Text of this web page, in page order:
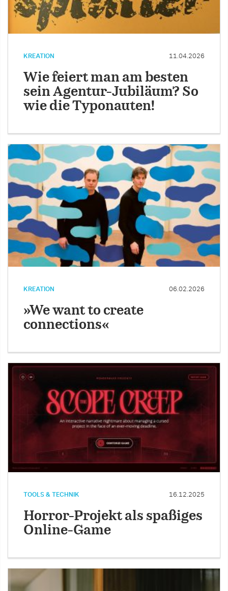
KREATION 11.04.2026
Wie feiert man am besten
sein Agentur-Jubiläum? So
wie die Typonauten!
KREATION 06.02.2026
»We want to create
connections«
TOOLS & TECHNIK 16.12.2025
Horror-Projekt als spaßiges
Online-Game